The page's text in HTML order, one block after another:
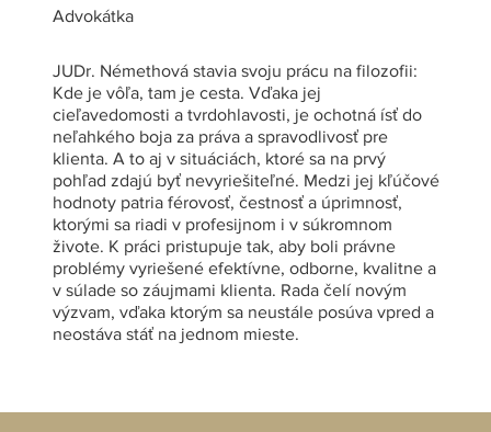
Advokátka
JUDr. Némethová stavia svoju prácu na filozofii:
Kde je vôľa, tam je cesta. Vďaka jej
cieľavedomosti a tvrdohlavosti, je ochotná ísť do
neľahkého boja za práva a spravodlivosť pre
klienta. A to aj v situáciách, ktoré sa na prvý
pohľad zdajú byť nevyriešiteľné. Medzi jej kľúčové
hodnoty patria férovosť, čestnosť a úprimnosť,
ktorými sa riadi v profesijnom i v súkromnom
živote. K práci pristupuje tak, aby boli právne
problémy vyriešené efektívne, odborne, kvalitne a
v súlade so záujmami klienta. Rada čelí novým
výzvam, vďaka ktorým sa neustále posúva vpred a
neostáva stáť na jednom mieste.